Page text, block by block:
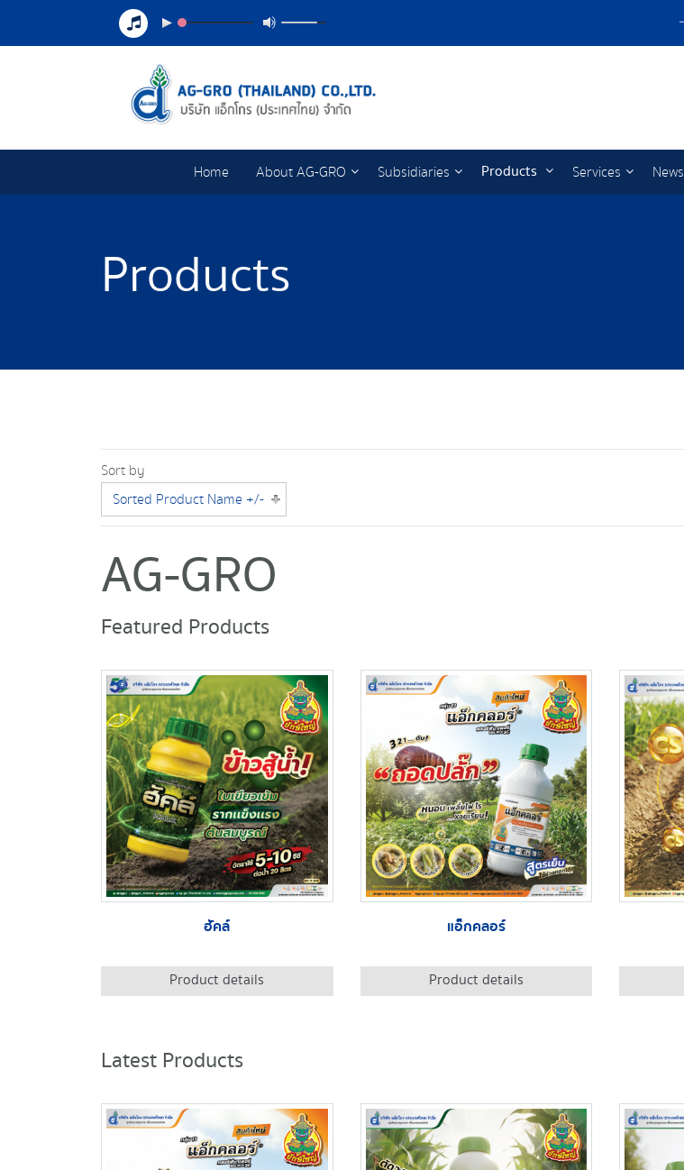
Home About AG-GRO Subsidiaries Products Services News
Products
Sort by
Sorted Product Name +/-
AG-GRO
Featured Products
ฮัคล์
Product details
แอ็กคลอร์
Product details
Latest Products